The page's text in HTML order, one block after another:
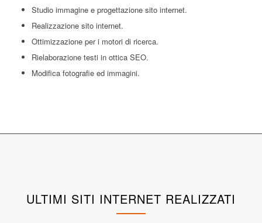
Studio immagine e progettazione sito internet.
Realizzazione sito internet.
Ottimizzazione per i motori di ricerca.
Rielaborazione testi in ottica SEO.
Modifica fotografie ed immagini.
ULTIMI SITI INTERNET REALIZZATI